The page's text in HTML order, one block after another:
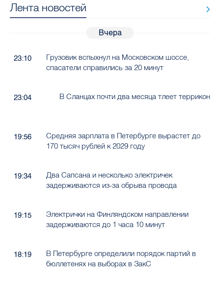
Лента новостей
Вчера
23:10
Грузовик вспыхнул на Московском шоссе,
спасатели справились за 20 минут
23:04 В Сланцах почти два месяца тлеет террикон
19:56
Средняя зарплата в Петербурге вырастет до
170 тысяч рублей к 2029 году
19:34
Два Сапсана и несколько электричек
задерживаются из-за обрыва провода
19:15
Электрички на Финляндском направлении
задерживаются до 1 часа 10 минут
18:19
В Петербурге определили порядок партий в
бюллетенях на выборах в ЗакС